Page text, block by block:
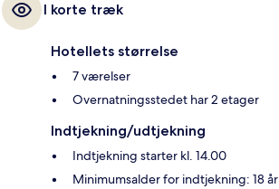
I korte træk
Hotellets størrelse
7 værelser
Overnatningsstedet har 2 etager
Indtjekning/udtjekning
Indtjekning starter kl. 14.00
Minimumsalder for indtjekning: 18 år